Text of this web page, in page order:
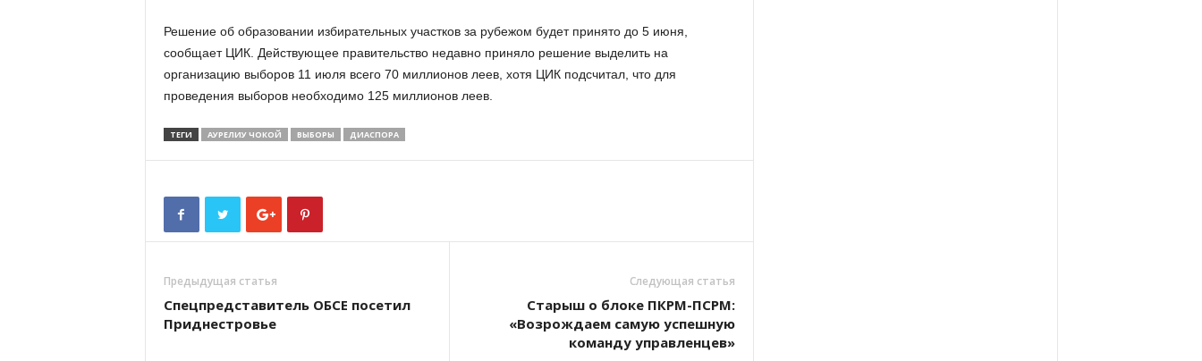
Решение об образовании избирательных участков за рубежом будет принято до 5 июня,
сообщает ЦИК. Действующее правительство недавно приняло решение выделить на
организацию выборов 11 июля всего 70 миллионов леев, хотя ЦИК подсчитал, что для
проведения выборов необходимо 125 миллионов леев.
ТЕГИ АУРЕЛИУ ЧОКОЙ ВЫБОРЫ ДИАСПОРА
Предыдущая статья
Спецпредставитель ОБСЕ посетил
Приднестровье
Следующая статья
Старыш о блоке ПКРМ-ПСРМ:
«Возрождаем самую успешную
команду управленцев»